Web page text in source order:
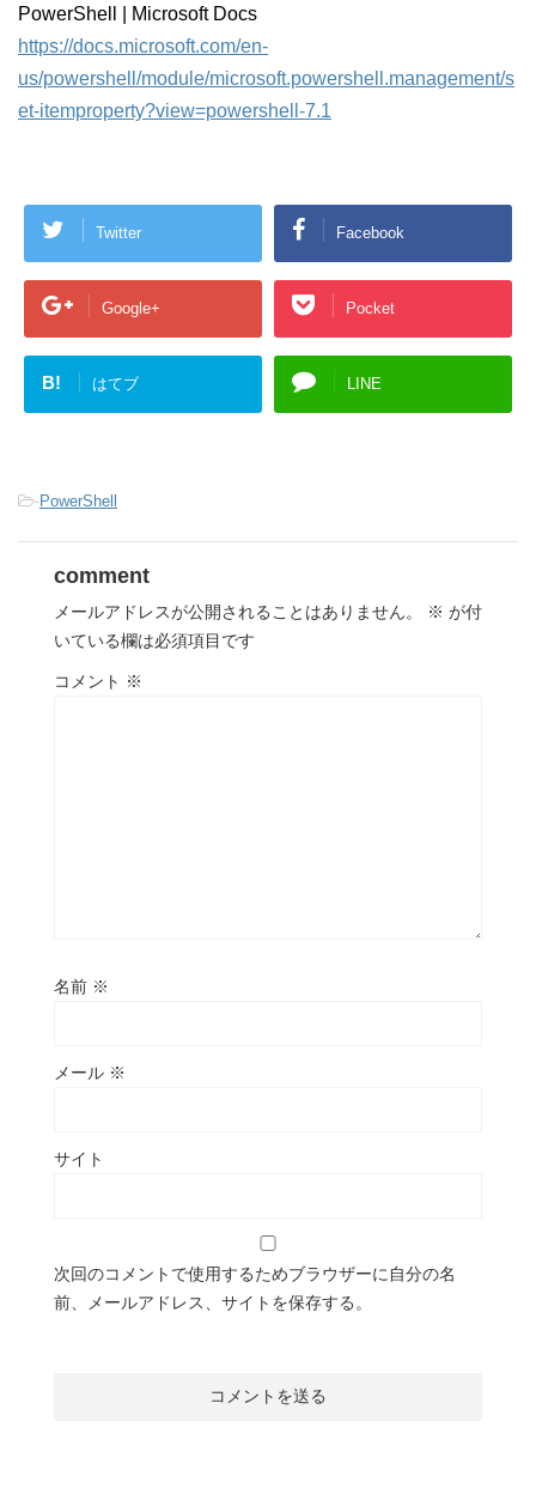
PowerShell | Microsoft Docs
https://docs.microsoft.com/en-
us/powershell/module/microsoft.powershell.management/s
et-itemproperty?view=powershell-7.1
Twitter Facebook
Google+ Pocket
B! はてブ LINE
-PowerShell
comment
メールアドレスが公開されることはありません。 ※ が付
いている欄は必須項目です
コメント ※
名前 ※
メール ※
サイト
次回のコメントで使用するためブラウザーに自分の名
前、メールアドレス、サイトを保存する。